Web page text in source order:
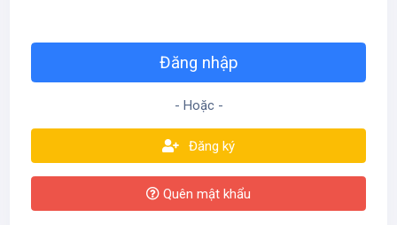
- Hoặc -
Đăng ký
Quên mật khẩu